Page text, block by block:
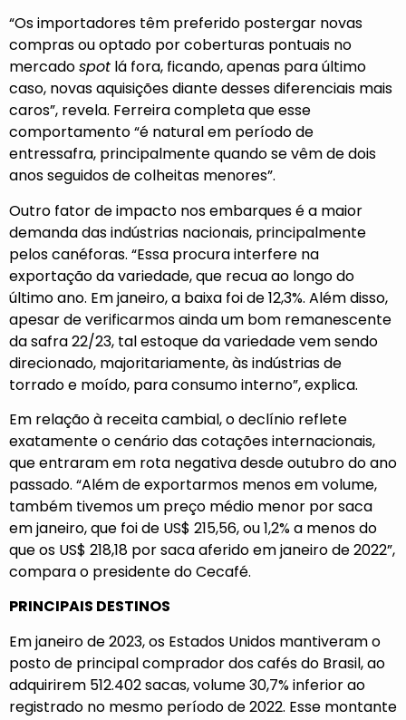
“Os importadores têm preferido postergar novas
compras ou optado por coberturas pontuais no
mercadospot lá fora, ficando, apenas para último
caso, novas aquisições diante desses diferenciais mais
caros”, revela. Ferreira completa que esse
comportamento “é natural em período de
entressafra, principalmente quando se vêm de dois
anos seguidos de colheitas menores”.
Outro fator de impacto nos embarques é a maior
demanda das indústrias nacionais, principalmente
pelos canéforas. “Essa procura interfere na
exportação da variedade, que recua ao longo do
último ano. Em janeiro, a baixa foi de 12,3%. Além disso,
apesar de verificarmos ainda um bom remanescente
da safra 22/23, tal estoque da variedade vem sendo
direcionado, majoritariamente, às indústrias de
torrado e moído, para consumo interno”, explica.
Em relação à receita cambial, o declínio reflete
exatamente o cenário das cotações internacionais,
que entraram em rota negativa desde outubro do ano
passado. “Além de exportarmos menos em volume,
também tivemos um preço médio menor por saca
em janeiro, que foi de US$ 215,56, ou 1,2% a menos do
que os US$ 218,18 por saca aferido em janeiro de 2022”,
compara o presidente do Cecafé.
PRINCIPAIS DESTINOS
Em janeiro de 2023, os Estados Unidos mantiveram o
posto de principal comprador dos cafés do Brasil, ao
adquirirem 512.402 sacas, volume 30,7% inferior ao
registrado no mesmo período de 2022. Esse montante